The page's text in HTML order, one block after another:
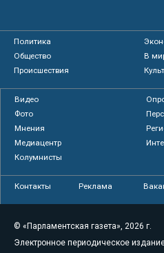
Политика
Общество
В
Происшествия
Видео
Фото
Мнения
Медиацентр
Колумнисты
Контакты Реклама
© «Парламентская газета», 2026 г.
Электронное периодическое